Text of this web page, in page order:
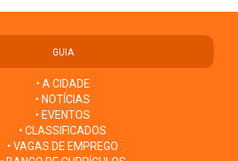
GUIA
• A CIDADE
• NOTÍCIAS
• EVENTOS
• CLASSIFICADOS
• VAGAS DE EMPREGO